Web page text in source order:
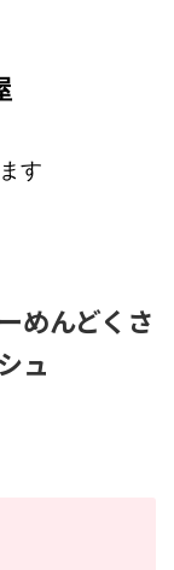
す
めんどくさ
ュ